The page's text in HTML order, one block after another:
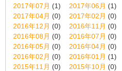
2017年07月 (1) 2017年06月 (1)
2017年04月 (0) 2017年02月 (0)
2016年12月 (0) 2016年11月 (0)
2016年08月 (0) 2016年07月 (0)
2016年05月 (0) 2016年04月 (0)
2016年02月 (0) 2016年01月 (1)
2015年11月 (0) 2015年10月 (0)